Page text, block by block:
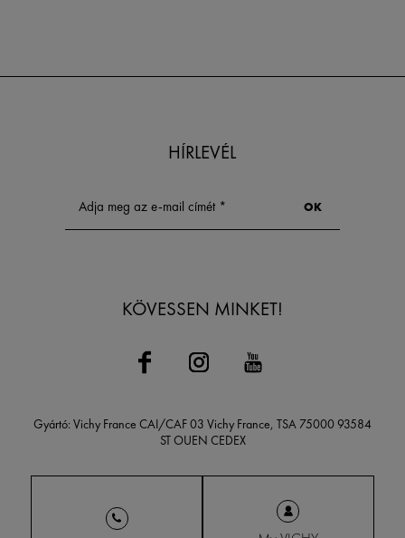
hatékonyságot.
HÍRLEVÉL
KÖVESSEN MINKET!
Gyártó: Vichy France CAI/CAF 03 Vichy France, TSA 75000 93584
ST OUEN CEDEX